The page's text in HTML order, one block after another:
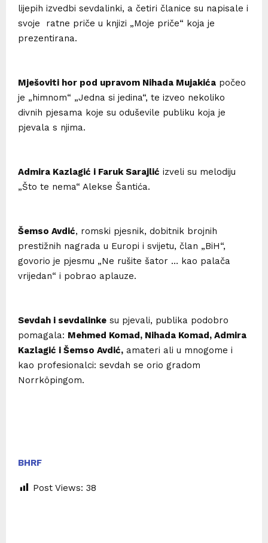
lijepih izvedbi sevdalinki, a četiri članice su napisale i
svoje ratne priče u knjizi „Moje priče“ koja je
prezentirana.
Mješoviti hor pod upravom Nihada Mujakića počeo
je „himnom“ „Jedna si jedina“, te izveo nekoliko
divnih pjesama koje su oduševile publiku koja je
pjevala s njima.
Admira Kazlagić i Faruk Sarajlić izveli su melodiju
„Što te nema“ Alekse Šantića.
Šemso Avdić, romski pjesnik, dobitnik brojnih
prestižnih nagrada u Europi i svijetu, član „BiH“,
govorio je pjesmu „Ne rušite šator … kao palača
vrijedan“ i pobrao aplauze.
Sevdah i sevdalinke su pjevali, publika podobro
pomagala: Mehmed Komad, Nihada Komad, Admira
Kazlagić i Šemso Avdić, amateri ali u mnogome i
kao profesionalci: sevdah se orio gradom
Norrköpingom.
BHRF
Post Views: 38